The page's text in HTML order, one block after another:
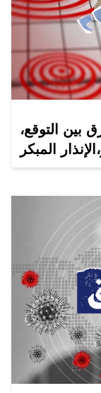
بين التوقع،
المبكر